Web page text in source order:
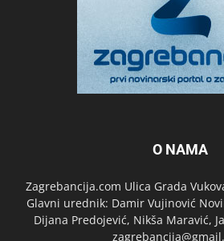
O NAMA
Zagrebancija.com Ulica Grada
Glavni urednik: Damir Vujinović
Dijana Predojević, Nikša Maravić,